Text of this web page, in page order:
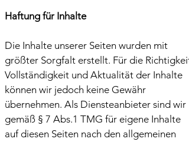
Haftung für Inhalte
Die Inhalte unserer Seiten wurden mit
größter Sorgfalt erstellt. Für die Richtigkeit,
Vollständigkeit und Aktualität der Inhalte
können wir jedoch keine Gewähr
übernehmen. Als Diensteanbieter sind wir
gemäß § 7 Abs.1 TMG für eigene Inhalte
auf diesen Seiten nach den allgemeinen